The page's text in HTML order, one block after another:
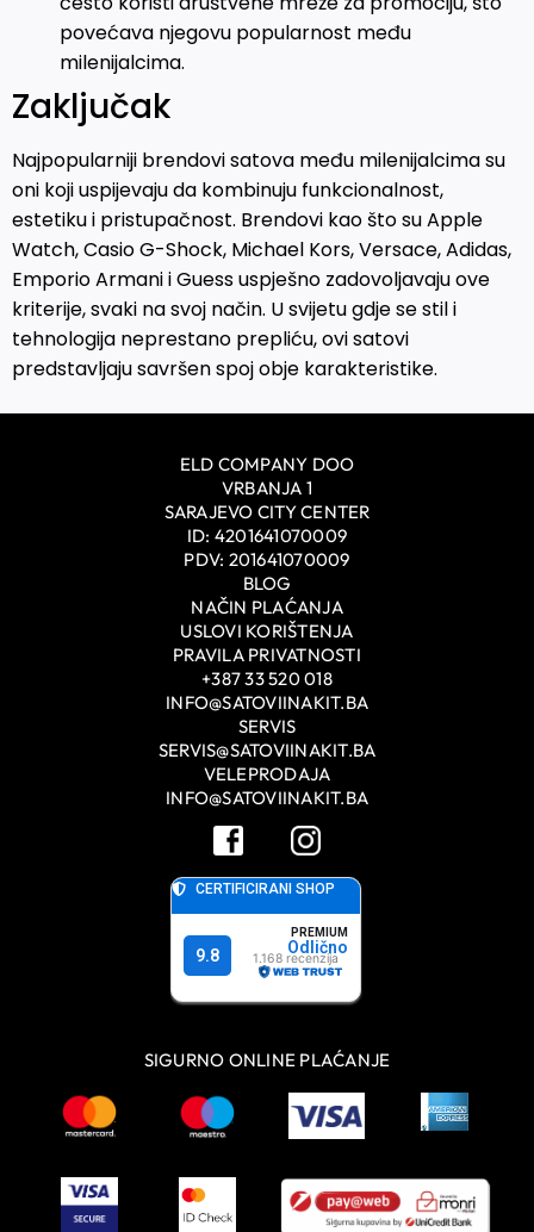
povećava njegovu popularnost među
milenijalcima.
Zaključak
Najpopularniji brendovi satova među milenijalcima su
oni koji uspijevaju da kombinuju funkcionalnost,
estetiku i pristupačnost. Brendovi kao što su Apple
Watch, Casio G-Shock, Michael Kors, Versace, Adidas,
Emporio Armani i Guess uspješno zadovoljavaju ove
kriterije, svaki na svoj način. U svijetu gdje se stil i
tehnologija neprestano prepliću, ovi satovi
predstavljaju savršen spoj obje karakteristike.
ELD COMPANY DOO
VRBANJA 1
SARAJEVO CITY CENTER
ID: 4201641070009
PDV: 201641070009
BLOG
NAČIN PLAĆANJA
USLOVI KORIŠTENJA
PRAVILA PRIVATNOSTI
+387 33 520 018
INFO@SATOVIINAKIT.BA
SERVIS
SERVIS@SATOVIINAKIT.BA
VELEPRODAJA
INFO@SATOVIINAKIT.BA
SIGURNO ONLINE PLAĆANJE